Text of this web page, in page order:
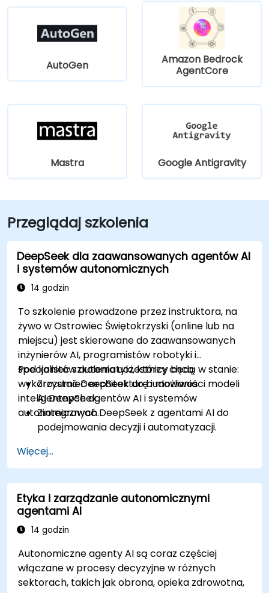
AutoGen
Amazon Bedrock
AgentCore
Mastra Google Antigravity
Przeglądaj szkolenia
DeepSeek dla zaawansowanych agentów AI
i systemów autonomicznych
14 godzin
To szkolenie prowadzone przez instruktora, na
żywo w Ostrowiec Świętokrzyski (online lub na
miejscu) jest skierowane do zaawansowanych
inżynierów AI, programistów robotyki i
specjalistów automatyki, którzy chcą
wykorzystać DeepSeek do budowania
inteligentnych agentów AI i systemów
autonomicznych.
Pod koniec szkolenia uczestnicy będą w stanie:
Zrozumieć architekturę i możliwości modeli
AI DeepSeek.
Zintegrować DeepSeek z agentami AI do
podejmowania decyzji i automatyzacji.
do szkolenia systemów autonomicznych.
Wdrażać autonomiczne agenty napędzane
AI w rzeczywistych środowiskach.
Więcej...
Etyka i zarządzanie autonomicznymi
agentami AI
14 godzin
Autonomiczne agenty AI są coraz częściej
włączane w procesy decyzyjne w różnych
sektorach, takich jak obrona, opieka zdrowotna,